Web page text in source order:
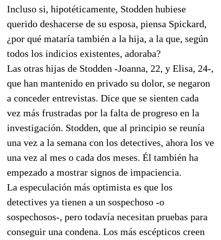
Incluso si, hipotéticamente, Stodden hubiese
querido deshacerse de su esposa, piensa Spickard,
¿por qué mataría también a la hija, a la que, según
todos los indicios existentes, adoraba?
Las otras hijas de Stodden -Joanna, 22, y Elisa, 24-,
que han mantenido en privado su dolor, se negaron
a conceder entrevistas. Dice que se sienten cada
vez más frustradas por la falta de progreso en la
investigación. Stodden, que al principio se reunía
una vez a la semana con los detectives, ahora los ve
una vez al mes o cada dos meses. Él también ha
empezado a mostrar signos de impaciencia.
La especulación más optimista es que los
detectives ya tienen a un sospechoso -o
sospechosos-, pero todavía necesitan pruebas para
conseguir una condena. Los más escépticos creen